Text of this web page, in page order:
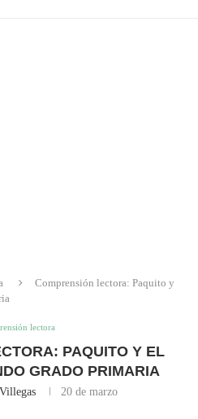
Comprensión lectora: Paquito y
lectora
PAQUITO Y EL
GRADO PRIMARIA
20 de marzo